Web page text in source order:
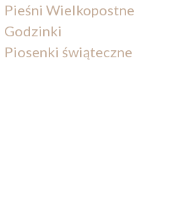
Pieśni Wielkopostne
Godzinki
Piosenki świąteczne